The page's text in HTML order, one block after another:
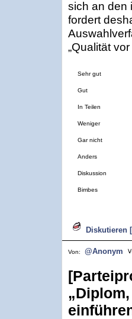
sich an den
fordert
„Qualität
Sehr gut
Gut
In Teilen
Weniger
Gar nicht
Anders
Diskussion
Bimbes
Diskutieren
Von: @Anonym